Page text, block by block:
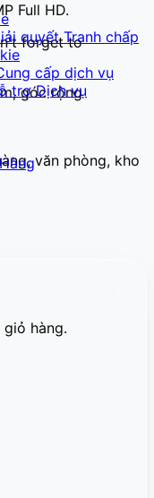
quyết Tranh chấp
cấp dịch vụ
trợ Dịch vụ
hàng.
Full HD.
forget to
góc rộng
văn phòng, kho